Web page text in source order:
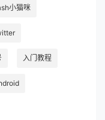
小猫咪
入门教程